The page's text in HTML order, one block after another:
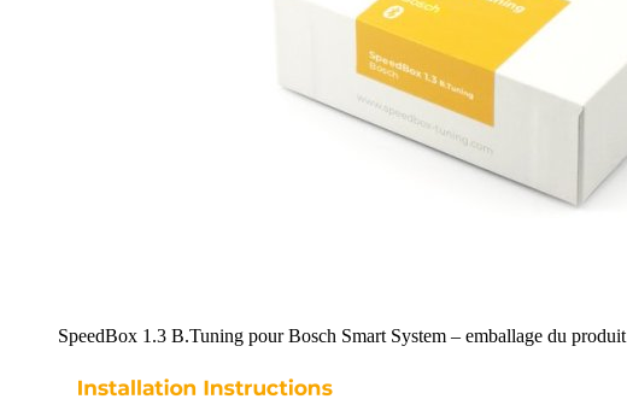
SpeedBox 1.3 B.Tuning pour Bosch Smart System – emballage du produit